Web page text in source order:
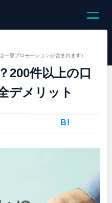
一部プロモーションが含まれます）
200件以上の口
デメリット
B!